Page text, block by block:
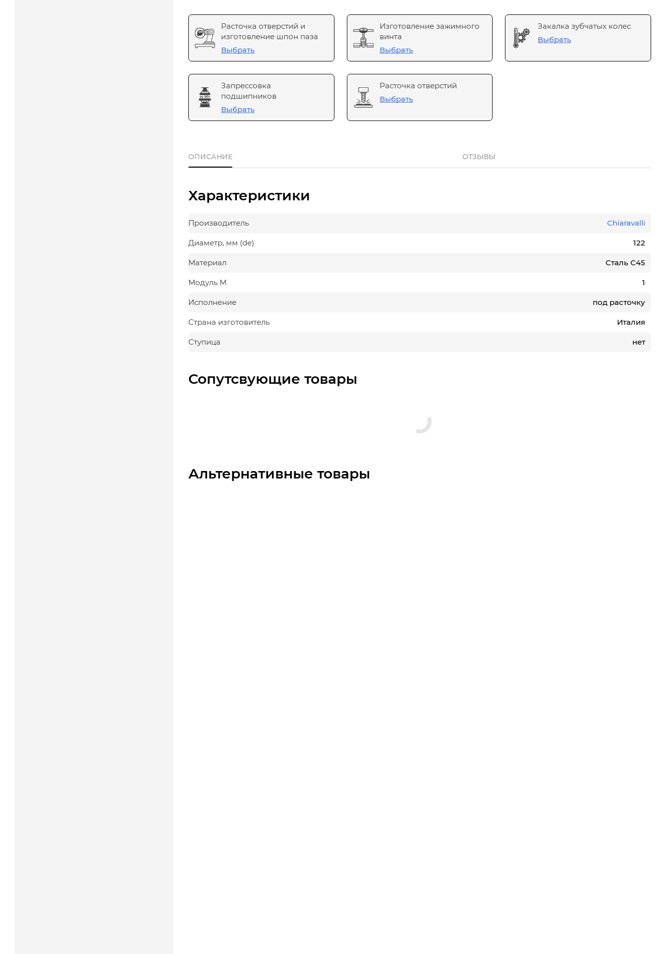
Расточка отверстий и
изготовление шпон паза
Выбрать
Изготовление зажимного
винта
Выбрать
Закалка зубчатых колес
Выбрать
Запрессовка
подшипников
Выбрать
Расточка отверстий
Выбрать
ОПИСАНИЕ ОТЗЫВЫ
Характеристики
Производитель Chiaravalli
Диаметр, мм (de) 122
Материал Сталь С45
Модуль М 1
Исполнение под расточку
Страна изготовитель Италия
Ступица нет
Сопутсвующие товары
Альтернативные товары